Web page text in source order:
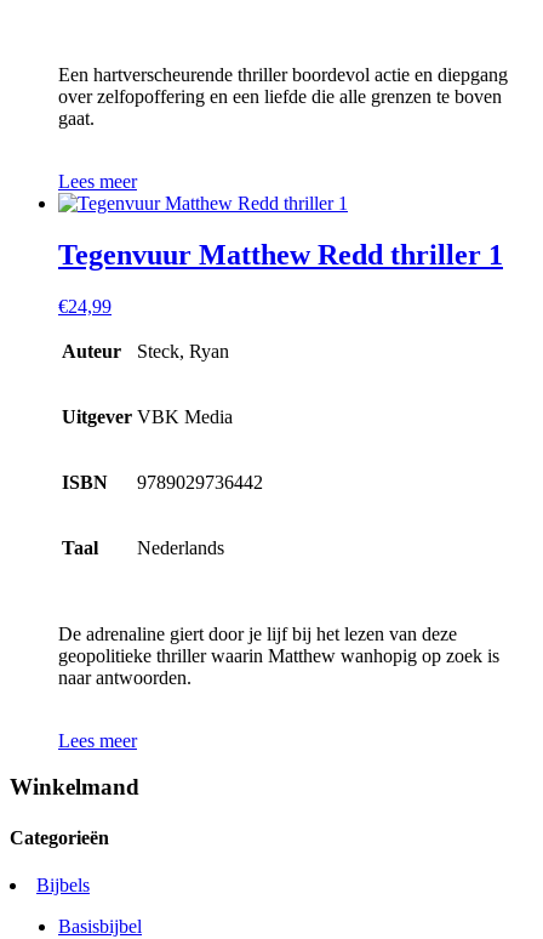
Een hartverscheurende thriller boordevol actie en diepgang
over zelfopoffering en een liefde die alle grenzen te boven
gaat.
Lees meer
Tegenvuur Matthew Redd thriller 1
€24,99
Auteur Steck, Ryan
Uitgever VBK Media
ISBN 9789029736442
Taal Nederlands
De adrenaline giert door je lijf bij het lezen van deze
geopolitieke thriller waarin Matthew wanhopig op zoek is
naar antwoorden.
Lees meer
Winkelmand
Categorieën
Bijbels
Basisbijbel